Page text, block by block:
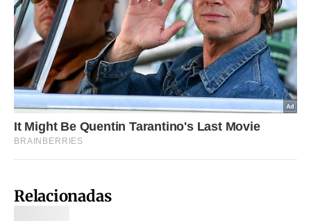
Relacionadas